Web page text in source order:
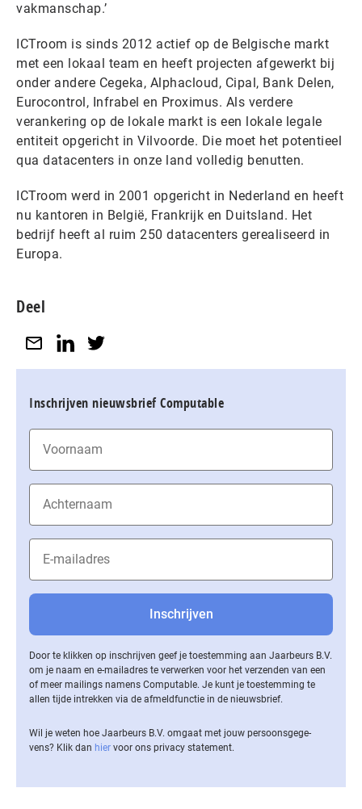
vakmanschap.’
ICTroom is sinds 2012 actief op de Belgische markt
met een lokaal team en heeft projecten afgewerkt bij
onder andere Cegeka, Alphacloud, Cipal, Bank Delen,
Eurocontrol, Infrabel en Proximus. Als verdere
verankering op de lokale markt is een lokale legale
entiteit opgericht in Vilvoorde. Die moet het potentieel
qua datacenters in onze land volledig benutten.
ICTroom werd in 2001 opgericht in Nederland en heeft
nu kantoren in België, Frankrijk en Duitsland. Het
bedrijf heeft al ruim 250 datacenters gerealiseerd in
Europa.
Deel
Inschrijven nieuwsbrief Computable
Door te klikken op inschrijven geef je toestemming aan Jaarbeurs B.V.
om je naam en e-mailadres te verwerken voor het verzenden van een
of meer mailings namens Computable. Je kunt je toestemming te
allen tijde intrekken via de af­meld­func­tie in de nieuwsbrief.
Wil je weten hoe Jaarbeurs B.V. omgaat met jouw per­soons­ge­ge­
vens? Klik dan hier voor ons privacy statement.